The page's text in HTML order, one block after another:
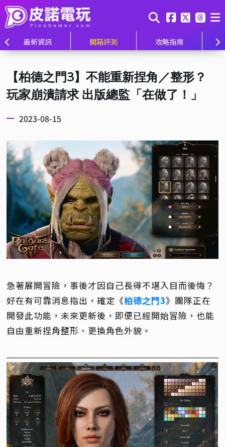
最新資訊 開箱評測 攻略指南
【柏德之門3】不能重新捏角／整形？
玩家崩潰請求 出版總監「在做了！」
2023-08-15
急著展開冒險，事後才因自己長得不堪入目而後悔？
好在有可靠消息指出，確定《柏德之門3》團隊正在
開發此功能，未來更新後，即便已經開始冒險，也能
自由重新捏角整形、更換角色外貌。